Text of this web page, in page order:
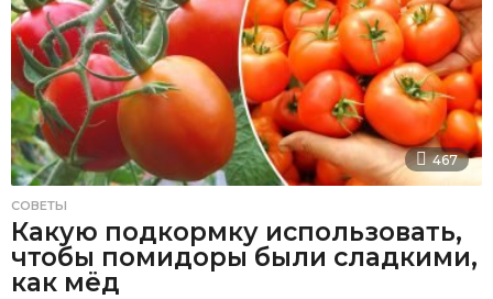
467
СОВЕТЫ
Какую подкормку использовать,
чтобы помидоры были сладкими,
как мёд